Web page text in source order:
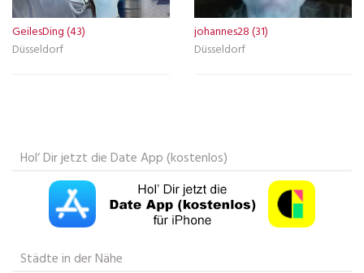
GeilesDing (43)
Düsseldorf
johannes28 (31)
Düsseldorf
Hol‘ Dir jetzt die Date App (kostenlos)
Städte in der Nähe